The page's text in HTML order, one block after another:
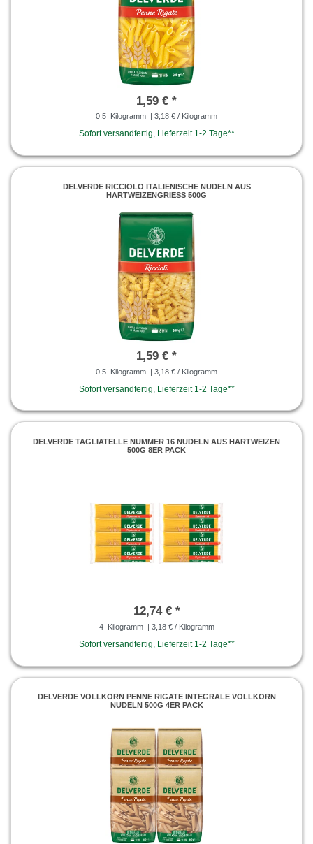
1,59 € *
0.5 Kilogramm | 3,18 € / Kilogramm
Sofort versandfertig, Lieferzeit 1-2 Tage**
DELVERDE RICCIOLO ITALIENISCHE NUDELN AUS
HARTWEIZENGRIESS 500G
1,59 € *
0.5 Kilogramm | 3,18 € / Kilogramm
Sofort versandfertig, Lieferzeit 1-2 Tage**
DELVERDE TAGLIATELLE NUMMER 16 NUDELN AUS HARTWEIZEN
500G 8ER PACK
12,74 € *
4 Kilogramm | 3,18 € / Kilogramm
Sofort versandfertig, Lieferzeit 1-2 Tage**
DELVERDE VOLLKORN PENNE RIGATE INTEGRALE VOLLKORN
NUDELN 500G 4ER PACK